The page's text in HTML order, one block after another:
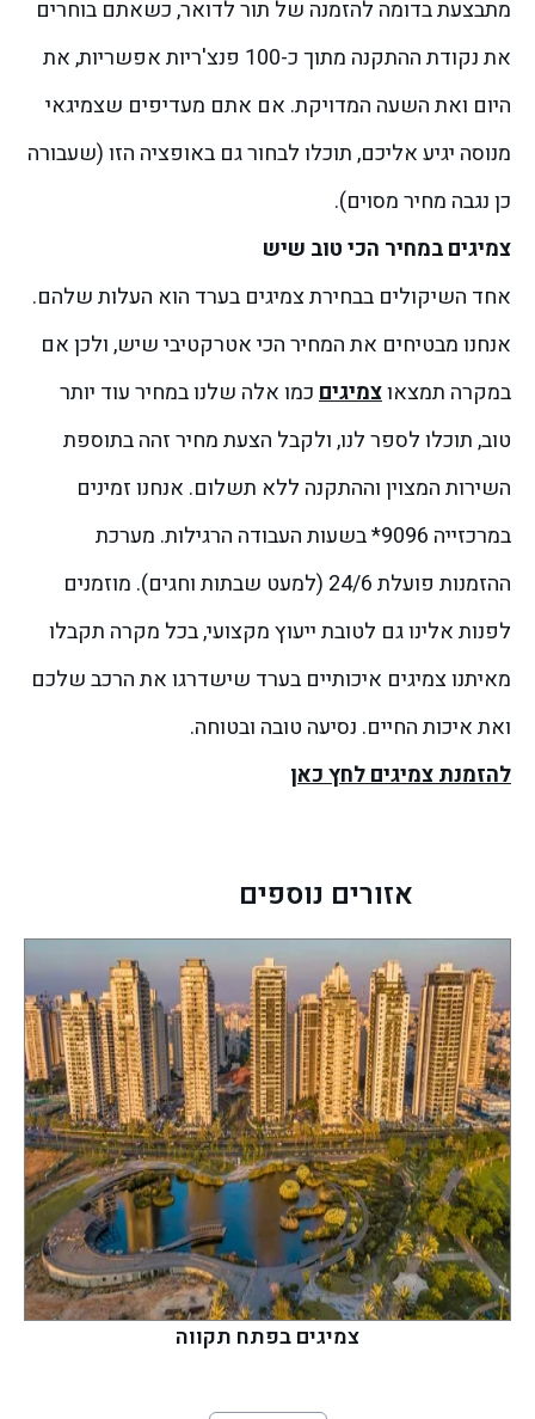
מתבצעת בדומה להזמנה של תור לדואר, כשאתם בוחרים
את נקודת ההתקנה מתוך כ-100 פנצ'ריות אפשריות, את
היום ואת השעה המדויקת. אם אתם מעדיפים שצמיגאי
מנוסה יגיע אליכם, תוכלו לבחור גם באופציה הזו (שעבורה
כן נגבה מחיר מסוים).
צמיגים במחיר הכי טוב שיש
אחד השיקולים בבחירת צמיגים בערד הוא העלות שלהם.
אנחנו מבטיחים את המחיר הכי אטרקטיבי שיש, ולכן אם
במקרה תמצאוצמיגיםכמו אלה שלנו במחיר עוד יותר
טוב, תוכלו לספר לנו, ולקבל הצעת מחיר זהה בתוספת
השירות המצוין וההתקנה ללא תשלום. אנחנו זמינים
במרכזייה 9096* בשעות העבודה הרגילות. מערכת
ההזמנות פועלת 24/6 (למעט שבתות וחגים). מוזמנים
לפנות אלינו גם לטובת ייעוץ מקצועי, בכל מקרה תקבלו
מאיתנו צמיגים איכותיים בערד שישדרגו את הרכב שלכם
ואת איכות החיים. נסיעה טובה ובטוחה.
להזמנת צמיגים לחץ כאן
אזורים נוספים
צמיגים בפתח תקווה